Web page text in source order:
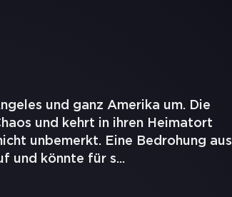
und ganz Amerika um. Die
und kehrt in ihren Heimatort
unbemerkt. Eine Bedrohung aus
und könnte für s...